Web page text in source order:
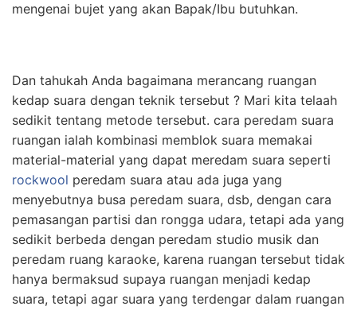
mengenai bujet yang akan Bapak/Ibu butuhkan.
Dan tahukah Anda bagaimana merancang ruangan
kedap suara dengan teknik tersebut ? Mari kita telaah
sedikit tentang metode tersebut. cara peredam suara
ruangan ialah kombinasi memblok suara memakai
material-material yang dapat meredam suara seperti
rockwool peredam suara atau ada juga yang
menyebutnya busa peredam suara, dsb, dengan cara
pemasangan partisi dan rongga udara, tetapi ada yang
sedikit berbeda dengan peredam studio musik dan
peredam ruang karaoke, karena ruangan tersebut tidak
hanya bermaksud supaya ruangan menjadi kedap
suara, tetapi agar suara yang terdengar dalam ruangan